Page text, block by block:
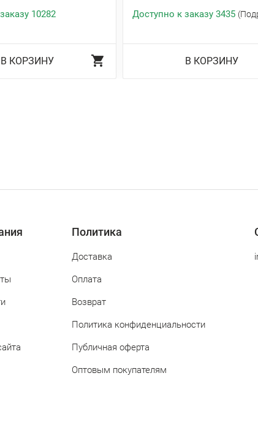
10282
В КОРЗИНУ
Доступно к заказу 3435
В КОРЗИНУ
Политика
Доставка
Оплата
Возврат
Политика конфиденциальности
Публичная оферта
Оптовым покупателям